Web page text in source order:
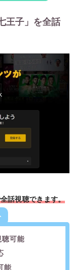
王子」を全話
話視聴できます。
聴可能
能